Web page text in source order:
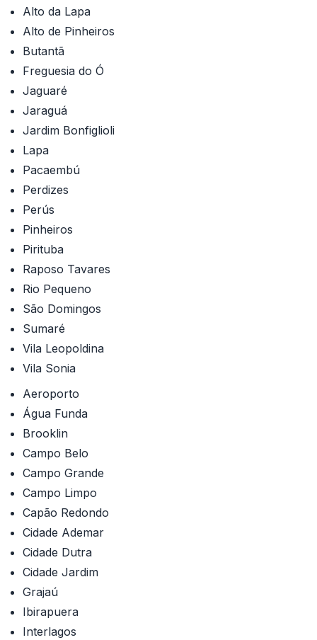
Alto da Lapa
Alto de Pinheiros
Butantã
Freguesia do Ó
Jaguaré
Jaraguá
Jardim Bonfiglioli
Lapa
Pacaembú
Perdizes
Perús
Pinheiros
Pirituba
Raposo Tavares
Rio Pequeno
São Domingos
Sumaré
Vila Leopoldina
Vila Sonia
Aeroporto
Água Funda
Brooklin
Campo Belo
Campo Grande
Campo Limpo
Capão Redondo
Cidade Ademar
Cidade Dutra
Cidade Jardim
Grajaú
Ibirapuera
Interlagos